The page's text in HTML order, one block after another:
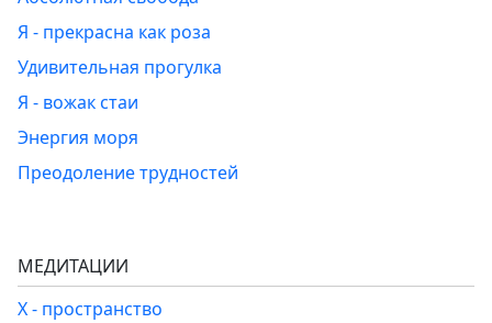
Я - прекрасна как роза
Удивительная прогулка
Я - вожак стаи
Энергия моря
Преодоление трудностей
МЕДИТАЦИИ
Х - пространство